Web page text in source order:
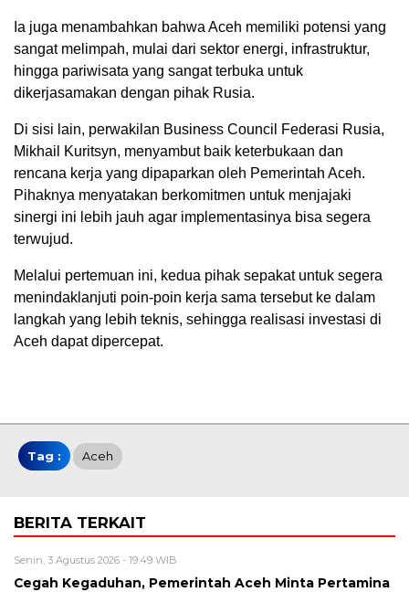
Ia juga menambahkan bahwa Aceh memiliki potensi yang
sangat melimpah, mulai dari sektor energi, infrastruktur,
hingga pariwisata yang sangat terbuka untuk
dikerjasamakan dengan pihak Rusia.
Di sisi lain, perwakilan Business Council Federasi Rusia,
Mikhail Kuritsyn, menyambut baik keterbukaan dan
rencana kerja yang dipaparkan oleh Pemerintah Aceh.
Pihaknya menyatakan berkomitmen untuk menjajaki
sinergi ini lebih jauh agar implementasinya bisa segera
terwujud.
Melalui pertemuan ini, kedua pihak sepakat untuk segera
menindaklanjuti poin-poin kerja sama tersebut ke dalam
langkah yang lebih teknis, sehingga realisasi investasi di
Aceh dapat dipercepat.
Tag : Aceh
BERITA TERKAIT
Senin, 3 Agustus 2026 - 19:49 WIB
Cegah Kegaduhan, Pemerintah Aceh Minta Pertamina